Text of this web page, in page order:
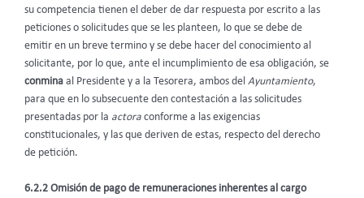
su competencia tienen el deber de dar respuesta por escrito a las
peticiones o solicitudes que se les planteen, lo que se debe de
emitir en un breve termino y se debe hacer del conocimiento al
solicitante, por lo que, ante el incumplimiento de esa obligación, se
conmina al Presidente y a la Tesorera, ambos del Ayuntamiento,
para que en lo subsecuente den contestación a las solicitudes
presentadas por la actora conforme a las exigencias
constitucionales, y las que deriven de estas, respecto del derecho
de petición.
6.2.2 Omisión de pago de remuneraciones inherentes al cargo